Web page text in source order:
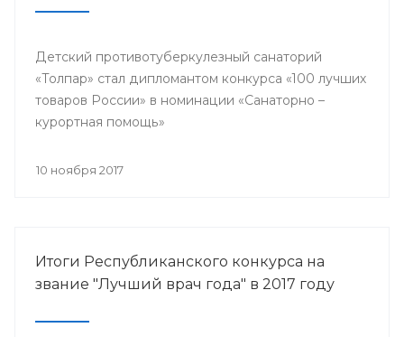
Детский противотуберкулезный санаторий
«Толпар» стал дипломантом конкурса «100 лучших
товаров России» в номинации «Санаторно –
курортная помощь»
10 ноября 2017
Итоги Республиканского конкурса на
звание "Лучший врач года" в 2017 году